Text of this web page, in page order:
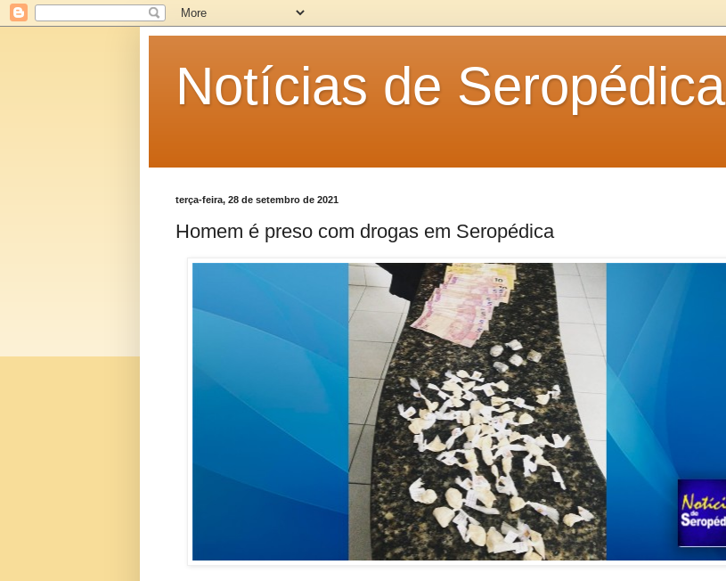
Notícias de Seropédica
terça-feira, 28 de setembro de 2021
Homem é preso com drogas em Seropédica